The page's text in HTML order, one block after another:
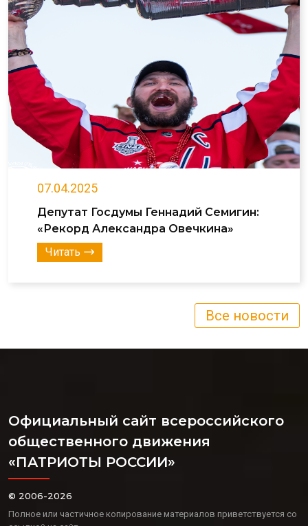
07.04.2025
Депутат Госдумы Геннадий Семигин:
«Рекорд Александра Овечкина»
Читать
Все новости
Официальный сайт всероссийского
общественного движения
«ПАТРИОТЫ РОССИИ»
© 2006-2026
Полное или частичное копирование материалов приветствуется со